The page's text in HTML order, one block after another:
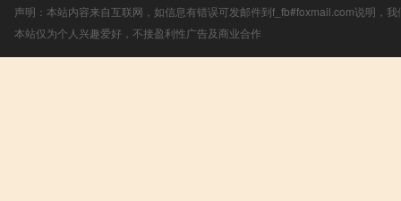
声明：本站内容来自互联网，如信息有错误可发邮件到f_fb#foxmail.com说明，
本站仅为个人兴趣爱好，不接盈利性广告及商业合作